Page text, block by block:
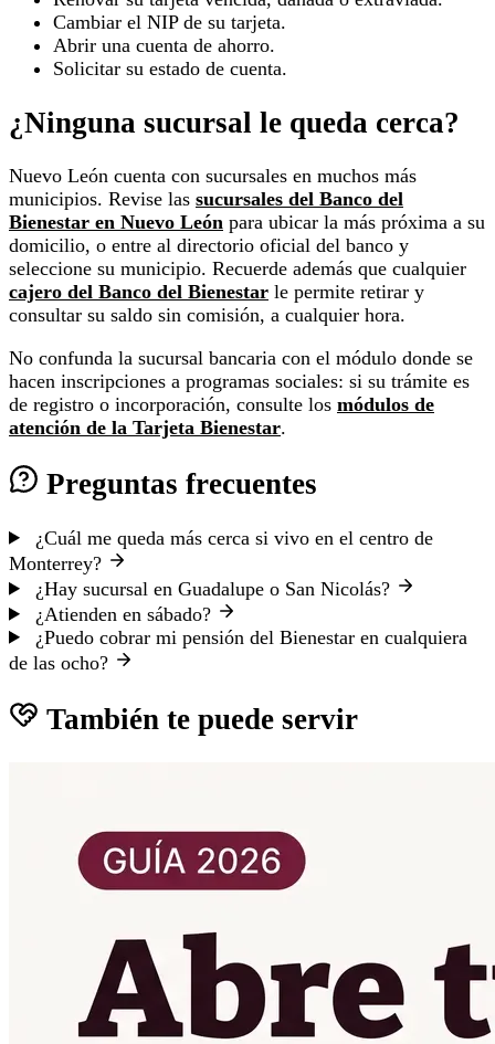
Cambiar el NIP de su tarjeta.
Abrir una cuenta de ahorro.
Solicitar su estado de cuenta.
¿Ninguna sucursal le queda cerca?
Nuevo León cuenta con sucursales en muchos más
municipios. Revise las sucursales del Banco del
Bienestar en Nuevo León para ubicar la más próxima a su
domicilio, o entre al directorio oficial del banco y
seleccione su municipio. Recuerde además que cualquier
cajero del Banco del Bienestar le permite retirar y
consultar su saldo sin comisión, a cualquier hora.
No confunda la sucursal bancaria con el módulo donde se
hacen inscripciones a programas sociales: si su trámite es
de registro o incorporación, consulte los módulos de
atención de la Tarjeta Bienestar.
Preguntas frecuentes
¿Cuál me queda más cerca si vivo en el centro de
Monterrey?
¿Hay sucursal en Guadalupe o San Nicolás?
¿Atienden en sábado?
¿Puedo cobrar mi pensión del Bienestar en cualquiera
de las ocho?
También te puede servir